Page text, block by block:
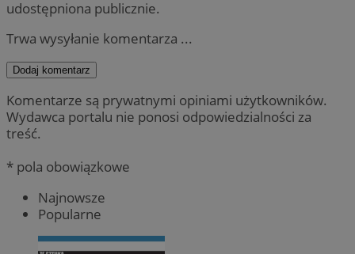
udostępniona publicznie.
Trwa wysyłanie komentarza ...
Dodaj komentarz
Komentarze są prywatnymi opiniami użytkowników.
Wydawca portalu nie ponosi odpowiedzialności za
treść.
* pola obowiązkowe
Najnowsze
Popularne